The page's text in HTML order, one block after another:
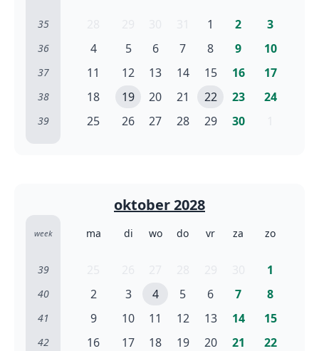
35 1 2 3
36 4 5 6 7 8 9 10
37 11 12 13 14 15 16 17
38 18 19 20 21 22 23 24
39 25 26 27 28 29 30
oktober 2028
week ma di wo do vr za zo
39 1
40 2 3 4 5 6 7 8
41 9 10 11 12 13 14 15
42 16 17 18 19 20 21 22